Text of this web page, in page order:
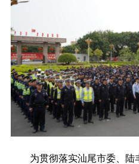
为贯彻落实汕尾市委、陆